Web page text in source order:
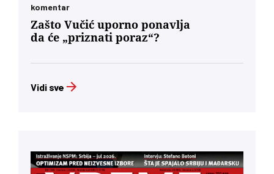
komentar
Zašto Vučić uporno ponavlja
da će „priznati poraz“?
Vidi sve